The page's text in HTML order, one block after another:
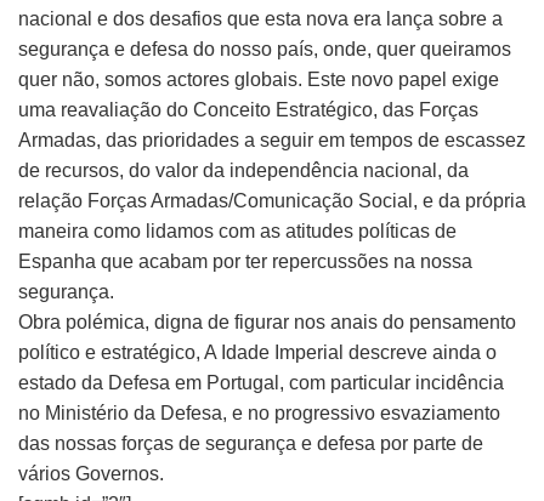
nacional e dos desafios que esta nova era lança sobre a
segurança e defesa do nosso país, onde, quer queiramos
quer não, somos actores globais. Este novo papel exige
uma reavaliação do Conceito Estratégico, das Forças
Armadas, das prioridades a seguir em tempos de escassez
de recursos, do valor da independência nacional, da
relação Forças Armadas/Comunicação Social, e da própria
maneira como lidamos com as atitudes políticas de
Espanha que acabam por ter repercussões na nossa
segurança.
Obra polémica, digna de figurar nos anais do pensamento
político e estratégico, A Idade Imperial descreve ainda o
estado da Defesa em Portugal, com particular incidência
no Ministério da Defesa, e no progressivo esvaziamento
das nossas forças de segurança e defesa por parte de
vários Governos.